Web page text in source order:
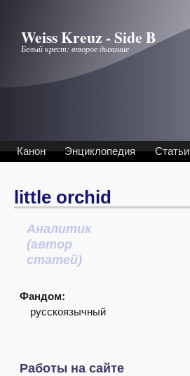
Weiss Kreuz - Side B
Белый крест: второе дыхание
Канон Энциклопедия Статьи
little orchid
Аналитик
(автор
статей)
Фандом:
русскоязычный
Работы на сайте